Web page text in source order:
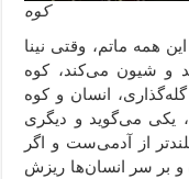
کوه
همه ماتم، وقتی نینا
و شیون می‌کند، کوه
انسان و کوه
یکی می‌گوید و دیگری
از آدمی‌ست و اگر
بر سر انسان‌ها ریزش